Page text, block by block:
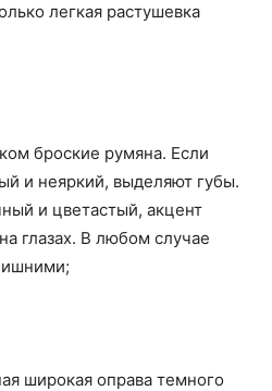
легкая растушевка
броские румяна. Если
и неяркий, выделяют губы.
и цветастый, акцент
глазах. В любом случае
широкая оправа темного